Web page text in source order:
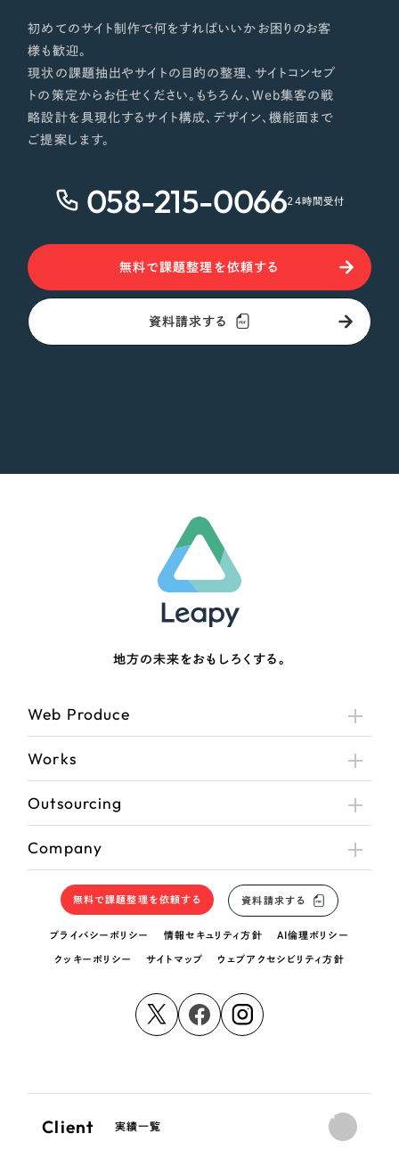
初めてのサイト制作で何をすればいいかお困りのお客
様も歓迎。
現状の課題抽出やサイトの目的の整理、サイトコンセプ
トの策定からお任せください。もちろん、Web集客の戦
略設計を具現化するサイト構成、デザイン、機能面まで
ご提案します。
058-215-006624時間受付
無料で課題整理を依頼する
資料請求する
地方の未来をおもしろくする。
Web Produce
Works
Outsourcing
Company
無料で課題整理を依頼する 資料請求する
プライバシーポリシー 情報セキュリティ方針 AI倫理ポリシー
クッキーポリシー サイトマップ ウェブアクセシビリティ方針
Client 実績一覧